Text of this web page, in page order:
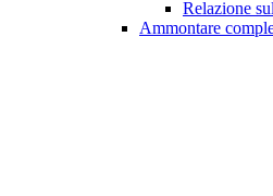
Relazione
Ammontare